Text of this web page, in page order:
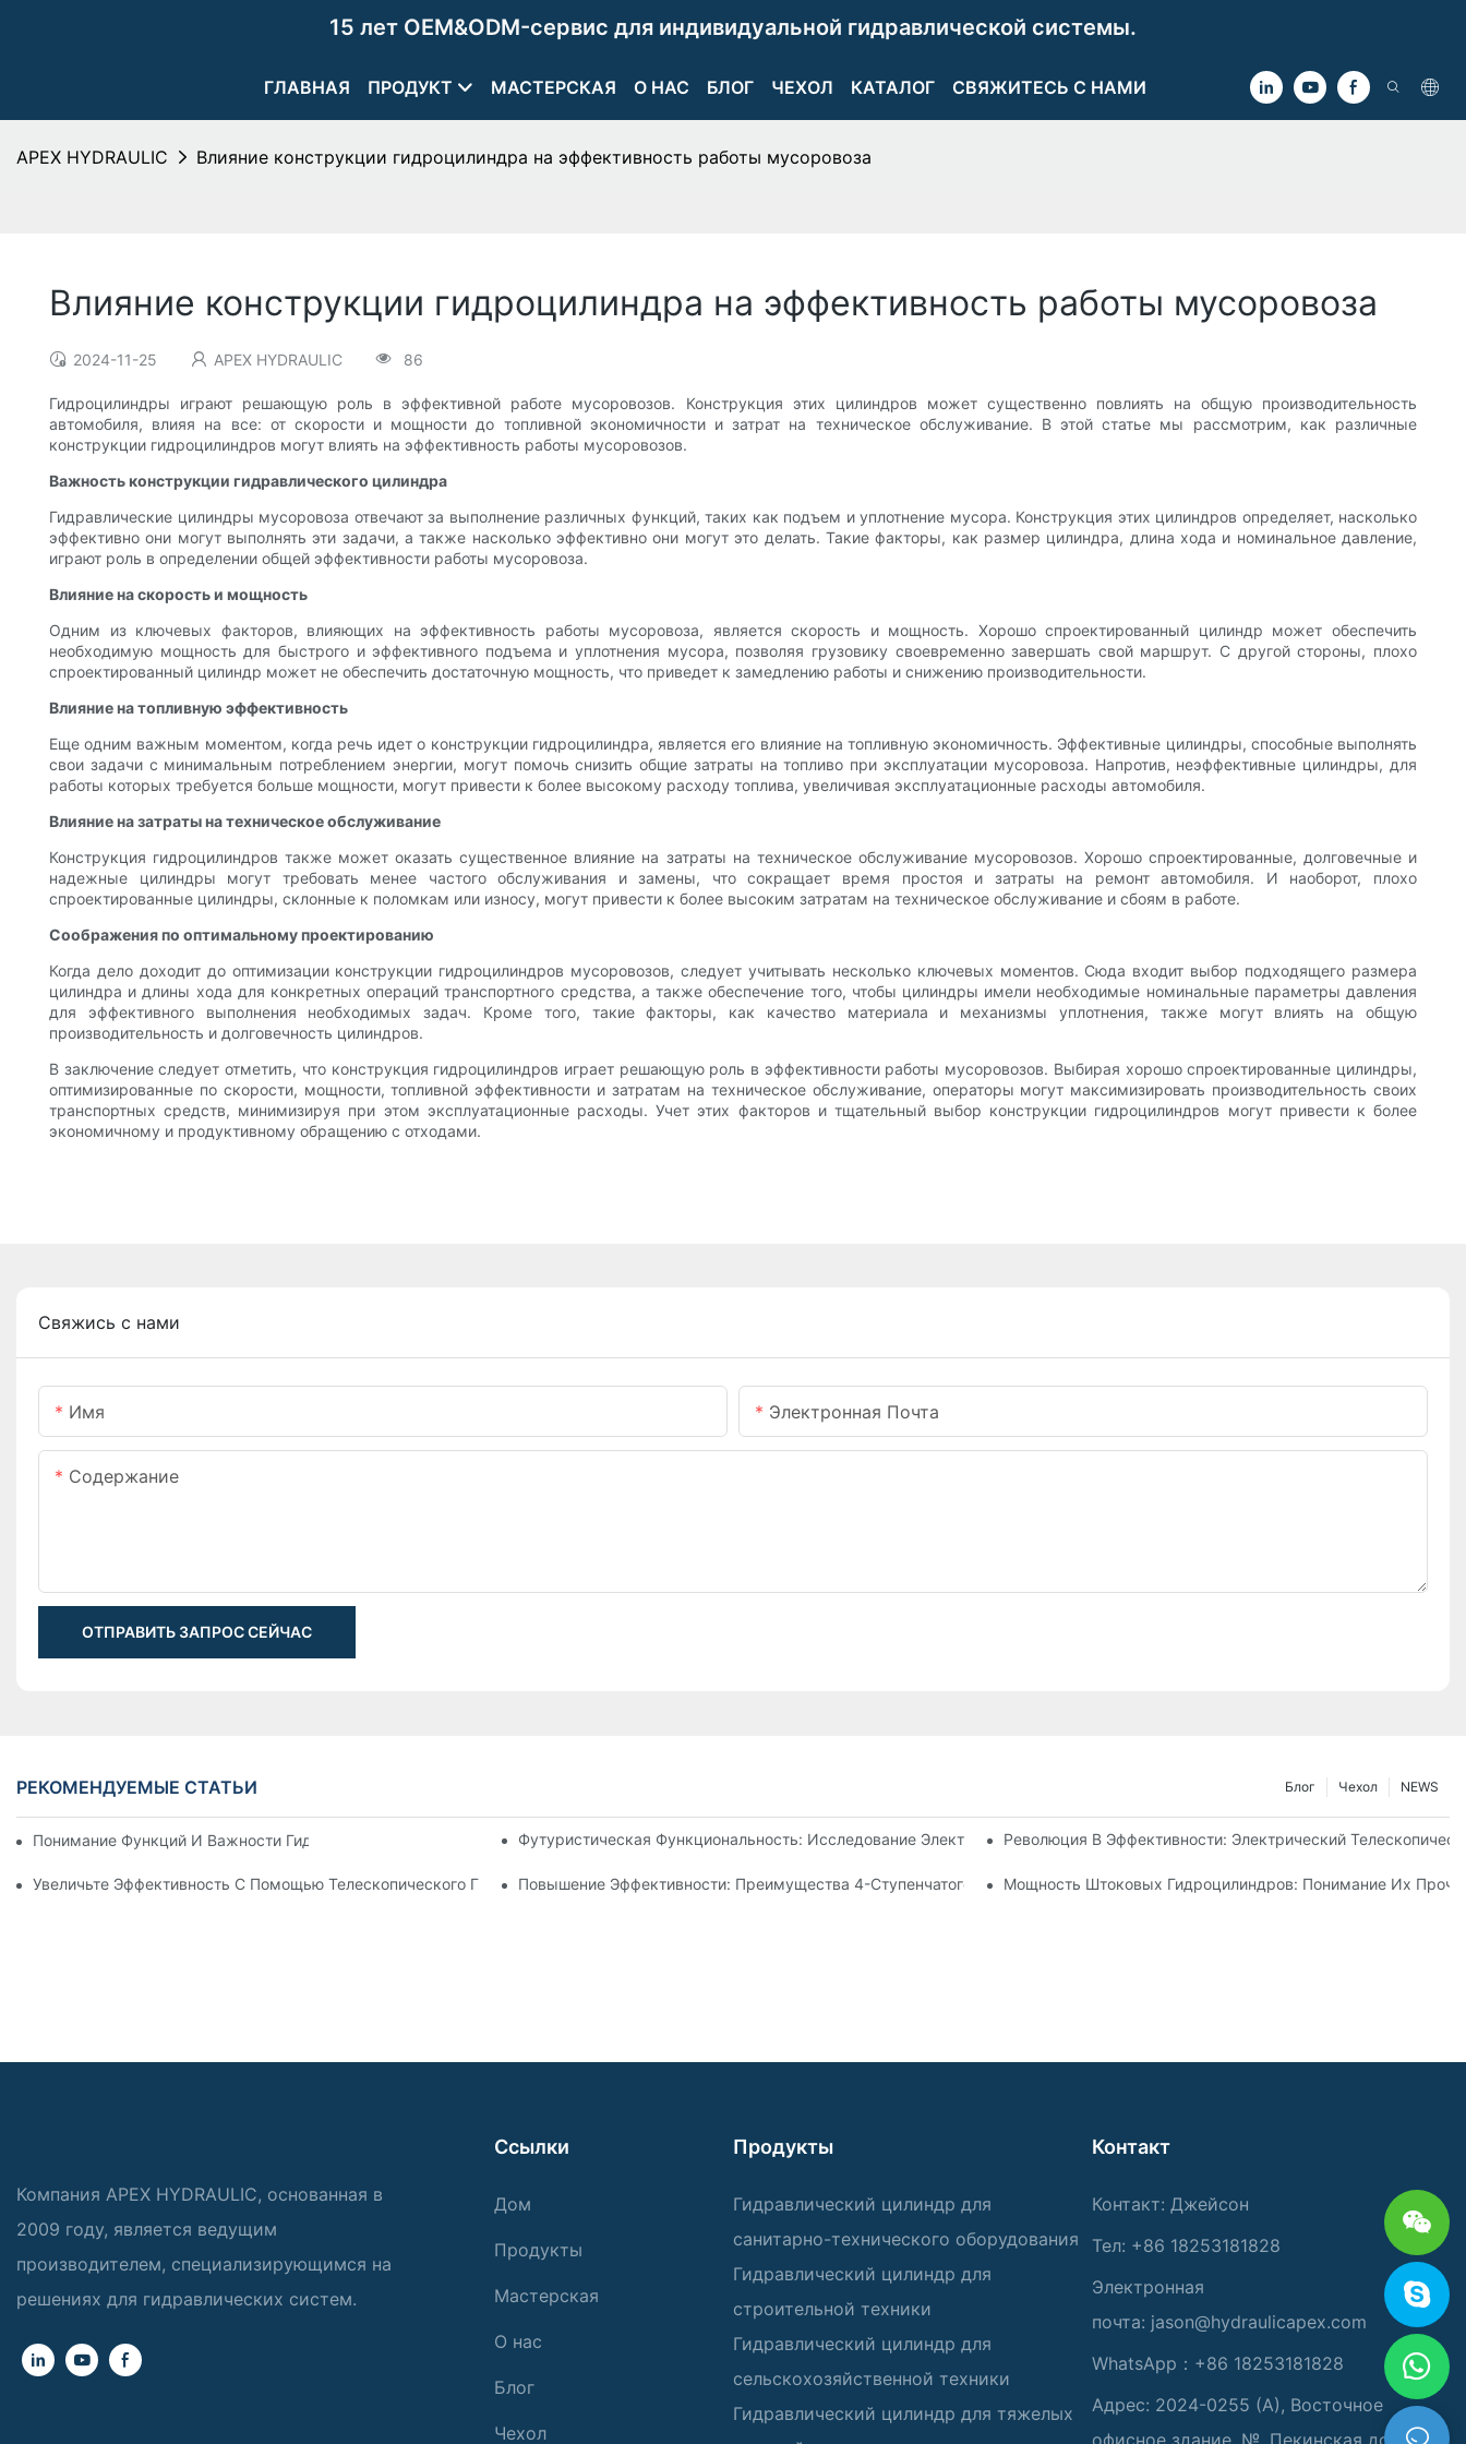
15 лет OEM&ODM-сервис для индивидуальной гидравлической системы.
ГЛАВНАЯ ПРОДУКТ МАСТЕРСКАЯ О НАС БЛОГ ЧЕХОЛ КАТАЛОГ СВЯЖИТЕСЬ С НАМИ
APEX HYDRAULIC Влияние конструкции гидроцилиндра на эффективность работы мусоровоза
Влияние конструкции гидроцилиндра на эффективность работы мусоровоза
2024-11-25 APEX HYDRAULIC 86
Гидроцилиндры играют решающую роль в эффективной работе мусоровозов. Конструкция этих цилиндров может существенно повлиять на общую производительность
автомобиля, влияя на все: от скорости и мощности до топливной экономичности и затрат на техническое обслуживание. В этой статье мы рассмотрим, как различные
конструкции гидроцилиндров могут влиять на эффективность работы мусоровозов.
Важность конструкции гидравлического цилиндра
Гидравлические цилиндры мусоровоза отвечают за выполнение различных функций, таких как подъем и уплотнение мусора. Конструкция этих цилиндров определяет, насколько
эффективно они могут выполнять эти задачи, а также насколько эффективно они могут это делать. Такие факторы, как размер цилиндра, длина хода и номинальное давление,
играют роль в определении общей эффективности работы мусоровоза.
Влияние на скорость и мощность
Одним из ключевых факторов, влияющих на эффективность работы мусоровоза, является скорость и мощность. Хорошо спроектированный цилиндр может обеспечить
необходимую мощность для быстрого и эффективного подъема и уплотнения мусора, позволяя грузовику своевременно завершать свой маршрут. С другой стороны, плохо
спроектированный цилиндр может не обеспечить достаточную мощность, что приведет к замедлению работы и снижению производительности.
Влияние на топливную эффективность
Еще одним важным моментом, когда речь идет о конструкции гидроцилиндра, является его влияние на топливную экономичность. Эффективные цилиндры, способные выполнять
свои задачи с минимальным потреблением энергии, могут помочь снизить общие затраты на топливо при эксплуатации мусоровоза. Напротив, неэффективные цилиндры, для
работы которых требуется больше мощности, могут привести к более высокому расходу топлива, увеличивая эксплуатационные расходы автомобиля.
Влияние на затраты на техническое обслуживание
Конструкция гидроцилиндров также может оказать существенное влияние на затраты на техническое обслуживание мусоровозов. Хорошо спроектированные, долговечные и
надежные цилиндры могут требовать менее частого обслуживания и замены, что сокращает время простоя и затраты на ремонт автомобиля. И наоборот, плохо
спроектированные цилиндры, склонные к поломкам или износу, могут привести к более высоким затратам на техническое обслуживание и сбоям в работе.
Соображения по оптимальному проектированию
Когда дело доходит до оптимизации конструкции гидроцилиндров мусоровозов, следует учитывать несколько ключевых моментов. Сюда входит выбор подходящего размера
цилиндра и длины хода для конкретных операций транспортного средства, а также обеспечение того, чтобы цилиндры имели необходимые номинальные параметры давления
для эффективного выполнения необходимых задач. Кроме того, такие факторы, как качество материала и механизмы уплотнения, также могут влиять на общую
производительность и долговечность цилиндров.
В заключение следует отметить, что конструкция гидроцилиндров играет решающую роль в эффективности работы мусоровозов. Выбирая хорошо спроектированные цилиндры,
оптимизированные по скорости, мощности, топливной эффективности и затратам на техническое обслуживание, операторы могут максимизировать производительность своих
транспортных средств, минимизируя при этом эксплуатационные расходы. Учет этих факторов и тщательный выбор конструкции гидроцилиндров могут привести к более
экономичному и продуктивному обращению с отходами.
Свяжись с нами
Имя Электронная Почта
Содержание
ОТПРАВИТЬ ЗАПРОС СЕЙЧАС
РЕКОМЕНДУЕМЫЕ СТАТЬИ NEWS
Чехол
Блог
Понимание Функций И Важности Гидравлических Цилиндров Рулевой ТягиФутуристическая Функциональность: Исследование Электрического Телескопического Цилиндра
Революция В Эффективности: Электрический
Увеличьте Эффективность С Помощью Телескопического Гидроцилиндра Для Вашего СамосвалаПовышение Эффективности: Преимущества 4-Ступенчатого Телескопического Гидроцилиндра
Мощность Штоковых Гидроцилиндров: Понимание Их
Компания APEX HYDRAULIC, основанная в
2009 году, является ведущим
производителем, специализирующимся на
решениях для гидравлических систем.
Ссылки
Дом
Продукты
Мастерская
О нас
Блог
Чехол
Продукты
Гидравлический цилиндр для
санитарно-технического оборудования
Гидравлический цилиндр для
строительной техники
Гидравлический цилиндр для
сельскохозяйственной техники
Гидравлический цилиндр для тяжелых
Контакт
Контакт: Джейсон
Тел: +86 18253181828
Электронная
почта: jason@hydraulicapex.com
WhatsApp：+86 18253181828
Адрес: 2024-0255 (А), Восточное